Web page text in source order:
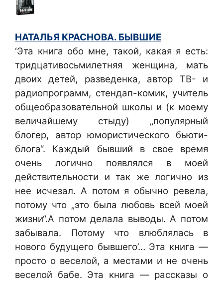
НАТАЛЬЯ КРАСНОВА. БЫВШИЕ
‘Эта книга обо мне, такой, какая я есть:
тридцативосьмилетняя женщина, мать
двоих детей, разведенка, автор ТВ- и
радиопрограмм, стендап-комик, учитель
общеобразовательной школы и (к моему
величайшему стыду) „популярный
блогер, автор юмористического бьюти-
блога“. Каждый бывший в свое время
очень логично появлялся в моей
действительности и так же логично из
нее исчезал. А потом я обычно ревела,
потому что „это была любовь всей моей
жизни“.А потом делала выводы. А потом
забывала. Потому что влюблялась в
нового будущего бывшего’… Эта книга —
просто о веселой, а местами и не очень
веселой бабе. Эта книга — рассказы о